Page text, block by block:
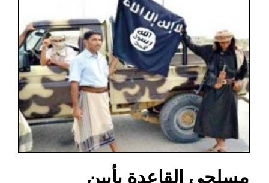
مسلحي القاعدة بأبين